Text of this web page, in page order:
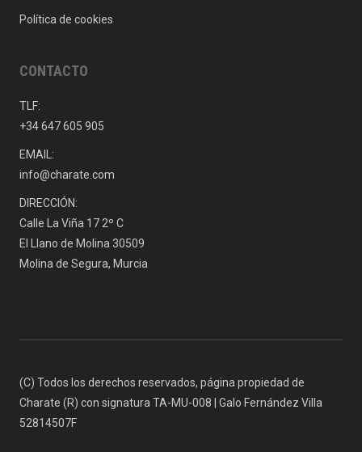
Política de cookies
CONTACTO
TLF:
+34 647 605 905
EMAIL:
info@charate.com
DIRECCIÓN:
Calle La Viña 17 2º C
El Llano de Molina 30509
Molina de Segura, Murcia
(C) Todos los derechos reservados, página propiedad de
Charate (R) con signatura TA-MU-008 | Galo Fernández Villa
52814507F